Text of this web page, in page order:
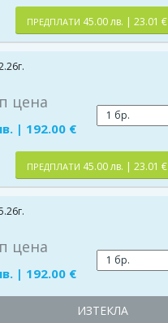
ПРЕДПЛАТИ 45.00 лв. | 23.01 €
цена
| 192.00 €
ПРЕДПЛАТИ 45.00 лв. | 23.01 €
цена
| 192.00 €
ИЗТЕКЛА